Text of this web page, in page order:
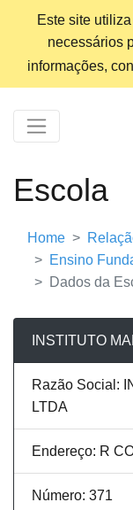
Este site
necessários
informações,
Escola
Home
Ensino
Dados da
INSTITUTO
Razão Social:
LTDA
Endereço: R
Número: 371